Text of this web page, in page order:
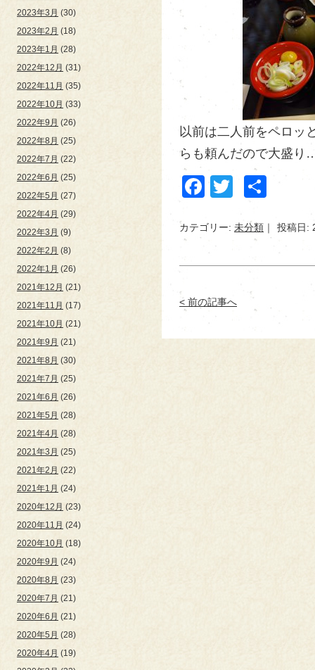
2023年3月 (30)
2023年2月 (18)
2023年1月 (28)
2022年12月 (31)
2022年11月 (35)
2022年10月 (33)
2022年9月 (26)
2022年8月 (25)
2022年7月 (22)
2022年6月 (25)
2022年5月 (27)
2022年4月 (29)
2022年3月 (9)
2022年2月 (8)
2022年1月 (26)
2021年12月 (21)
2021年11月 (17)
2021年10月 (21)
2021年9月 (21)
2021年8月 (30)
2021年7月 (25)
2021年6月 (26)
2021年5月 (28)
2021年4月 (28)
2021年3月 (25)
2021年2月 (22)
2021年1月 (24)
2020年12月 (23)
2020年11月 (24)
2020年10月 (18)
2020年9月 (24)
2020年8月 (23)
2020年7月 (21)
2020年6月 (21)
2020年5月 (28)
2020年4月 (19)
以前は二人前をペロッ
らも頼んだので大盛り
Facebook
Twitter
カテゴリー: 未分類 投稿日:
< 前の記事へ